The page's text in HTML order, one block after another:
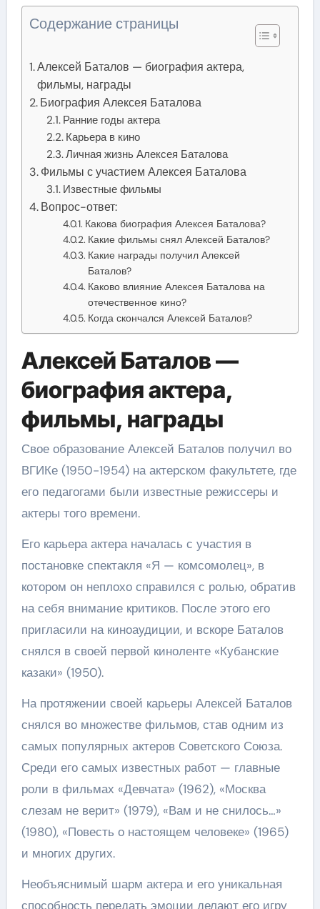
Содержание страницы
Алексей Баталов — биография актера,
фильмы, награды
Биография Алексея Баталова
Ранние годы актера
Карьера в кино
Личная жизнь Алексея Баталова
Фильмы с участием Алексея Баталова
Известные фильмы
Вопрос-ответ:
Какова биография Алексея Баталова?
Какие фильмы снял Алексей Баталов?
Какие награды получил Алексей
Баталов?
Каково влияние Алексея Баталова на
отечественное кино?
Когда скончался Алексей Баталов?
Алексей Баталов —
биография актера,
фильмы, награды
Свое образование Алексей Баталов получил во
ВГИКе (1950-1954) на актерском факультете, где
его педагогами были известные режиссеры и
актеры того времени.
Его карьера актера началась с участия в
постановке спектакля «Я — комсомолец», в
котором он неплохо справился с ролью, обратив
на себя внимание критиков. После этого его
пригласили на киноаудиции, и вскоре Баталов
снялся в своей первой киноленте «Кубанские
казаки» (1950).
На протяжении своей карьеры Алексей Баталов
снялся во множестве фильмов, став одним из
самых популярных актеров Советского Союза.
Среди его самых известных работ — главные
роли в фильмах «Девчата» (1962), «Москва
слезам не верит» (1979), «Вам и не снилось…»
(1980), «Повесть о настоящем человеке» (1965)
и многих других.
Необъяснимый шарм актера и его уникальная
способность передать эмоции делают его игру